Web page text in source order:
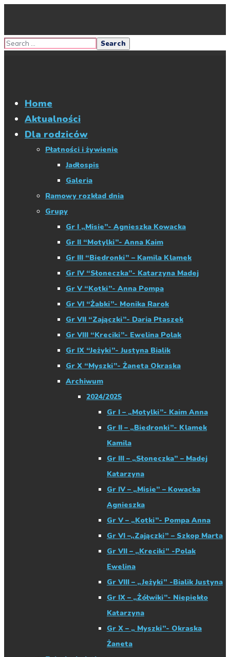
Home
Aktualności
Dla rodziców
Płatności i żywienie
Jadłospis
Galeria
Ramowy rozkład dnia
Grupy
Gr I „Misie”- Agnieszka Kowacka
Gr II “Motylki”- Anna Kaim
Gr III “Biedronki” – Kamila Klamek
Gr IV “Słoneczka”- Katarzyna Madej
Gr V “Kotki”- Anna Pompa
Gr VI “Żabki”- Monika Rarok
Gr VII “Zajączki”- Daria Ptaszek
Gr VIII “Kreciki”- Ewelina Polak
Gr IX “Jeżyki”- Justyna Bialik
Gr X “Myszki”- Żaneta Okraska
Archiwum
2024/2025
Gr I – „Motylki”- Kaim Anna
Gr II – „Biedronki”- Klamek
Kamila
Gr III – „Słoneczka” – Madej
Katarzyna
Gr IV – „Misie” – Kowacka
Agnieszka
Gr V – „Kotki”- Pompa Anna
Gr VI –„Zajączki” – Szkop Marta
Gr VII – „Kreciki” -Polak
Ewelina
Gr VIII – „Jeżyki” -Bialik Justyna
Gr IX – „Żółwiki”- Niepiekło
Katarzyna
Gr X – „ Myszki”- Okraska
Żaneta